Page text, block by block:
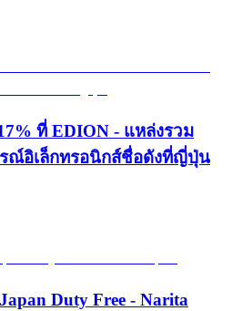
ที่ EDION - แหล่งรวม
ณ์อิเล็กทรอนิกส์ชื่อดังที่ญี่ปุ่น
Duty Free - Narita